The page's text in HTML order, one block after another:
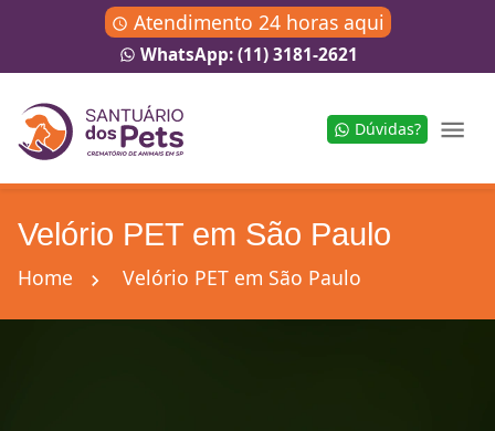
Atendimento 24 horas aqui
WhatsApp: (11) 3181-2621
Dúvidas?
Velório PET em São Paulo
Home Velório PET em São Paulo